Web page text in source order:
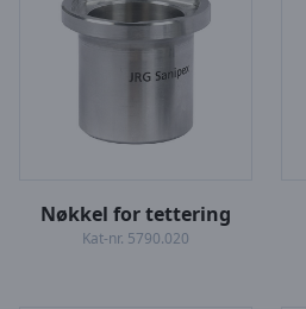
Nøkkel for tettering
Kat-nr. 5790.020